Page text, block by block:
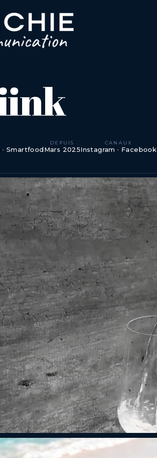
Smartfood
DEPUIS
Mars 2025
CANAUX
Instagram · Facebook